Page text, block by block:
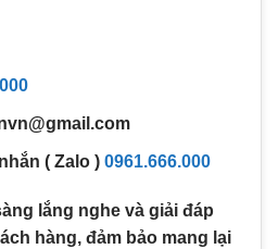
( Zalo ) 0961.666.000
lắng nghe và giải đáp
hàng, đảm bảo mang lại